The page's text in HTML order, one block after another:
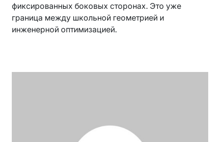
фиксированных боковых сторонах. Это уже
граница между школьной геометрией и
инженерной оптимизацией.